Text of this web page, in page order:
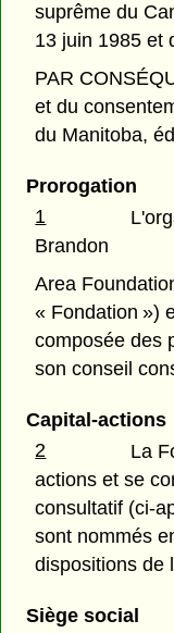
suprême du
13 juin 1985 et
PAR
et du
du Manitoba,
Prorogation
1
Brandon
Area
« Fondation »)
composée des
son conseil
Capital-actions
2
La
actions et se
consultatif (ci-
sont nommés
dispositions de
Siège social